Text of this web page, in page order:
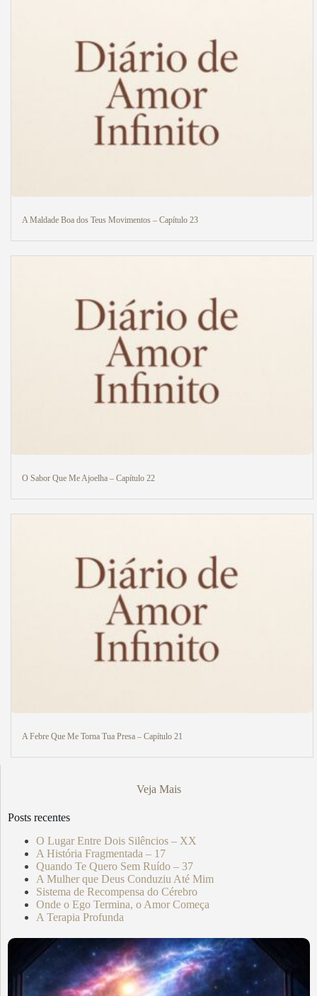
A Maldade Boa dos Teus Movimentos – Capítulo 23
O Sabor Que Me Ajoelha – Capítulo 22
A Febre Que Me Torna Tua Presa – Capítulo 21
Veja Mais
Posts recentes
O Lugar Entre Dois Silêncios – XX
A História Fragmentada – 17
Quando Te Quero Sem Ruído – 37
A Mulher que Deus Conduziu Até Mim
Sistema de Recompensa do Cérebro
Onde o Ego Termina, o Amor Começa
A Terapia Profunda